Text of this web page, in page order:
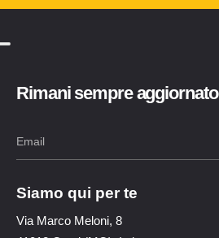
Rimani sempre aggiornato
Siamo qui per te
Via Marco Meloni, 8